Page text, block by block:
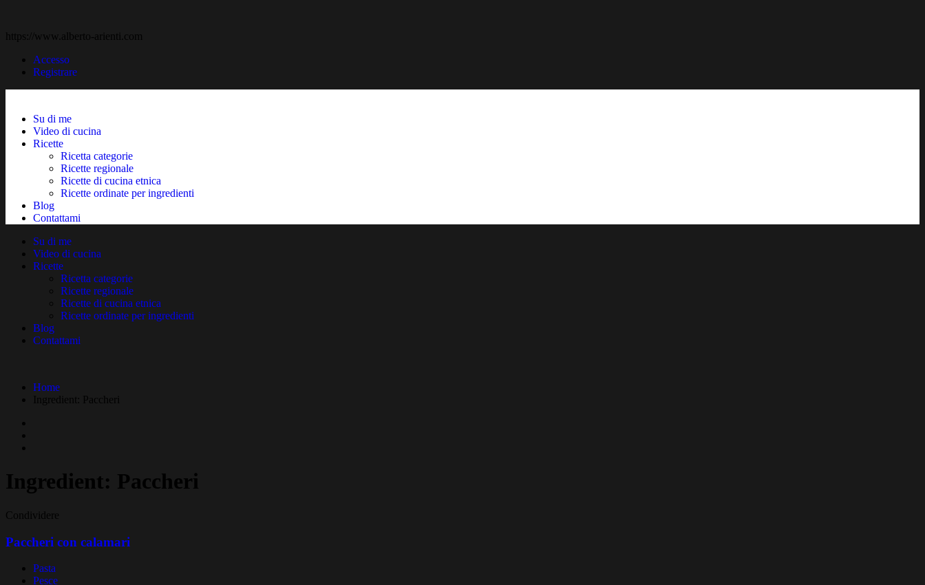
https://www.alberto-arienti.com
Accesso
Registrare
Su di me
Video di cucina
Ricette
Ricetta categorie
Ricette regionale
Ricette di cucina etnica
Ricette ordinate per ingredienti
Blog
Contattami
Su di me
Video di cucina
Ricette
Ricetta categorie
Ricette regionale
Ricette di cucina etnica
Ricette ordinate per ingredienti
Blog
Contattami
Home
Ingredient:
Paccheri
Ingredient: Paccheri
Condividere
Paccheri con calamari
Pasta
Pesce